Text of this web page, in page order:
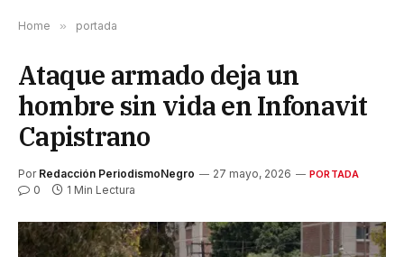
Home » portada
Ataque armado deja un
hombre sin vida en Infonavit
Capistrano
Por Redacción PeriodismoNegro 27 mayo, 2026 PORTADA
0 1 Min Lectura